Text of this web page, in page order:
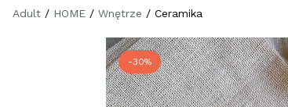
Adult HOME Wnętrze Ceramika
-30%